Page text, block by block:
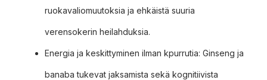
ruokavaliomuutoksia ja ehkäistä suuria
verensokerin heilahduksia.
Energia ja keskittyminen ilman kpurrutia: Ginseng ja
banaba tukevat jaksamista sekä kognitiivista